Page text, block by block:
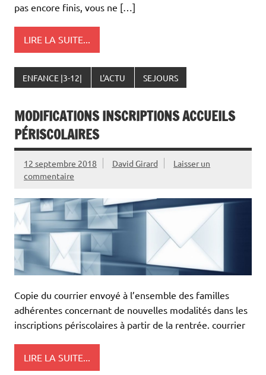
pas encore finis, vous ne […]
LIRE LA SUITE...
ENFANCE |3-12| L'ACTU SEJOURS
MODIFICATIONS INSCRIPTIONS ACCUEILS
PÉRISCOLAIRES
12 septembre 2018 David Girard
Laisser un
commentaire
Copie du courrier envoyé à l’ensemble des familles
adhérentes concernant de nouvelles modalités dans les
inscriptions périscolaires à partir de la rentrée. courrier
LIRE LA SUITE...